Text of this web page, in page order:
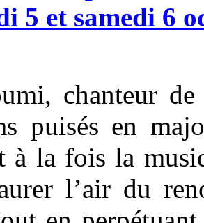
5 et samedi 6
chanteur
puisés en
à la fois la
l’air du